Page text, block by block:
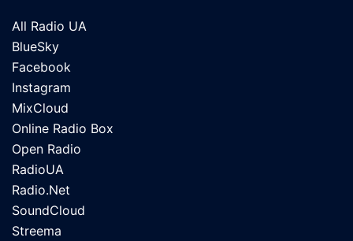
All Radio UA
BlueSky
Facebook
Instagram
MixCloud
Online Radio Box
Open Radio
RadioUA
Radio.Net
SoundCloud
Streema